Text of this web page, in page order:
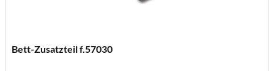
Bett-Zusatzteil f.57030